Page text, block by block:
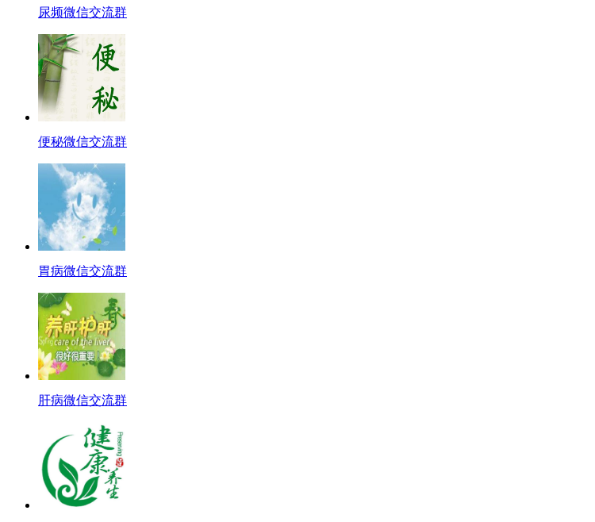
尿频微信交流群
便秘微信交流群
胃病微信交流群
肝病微信交流群